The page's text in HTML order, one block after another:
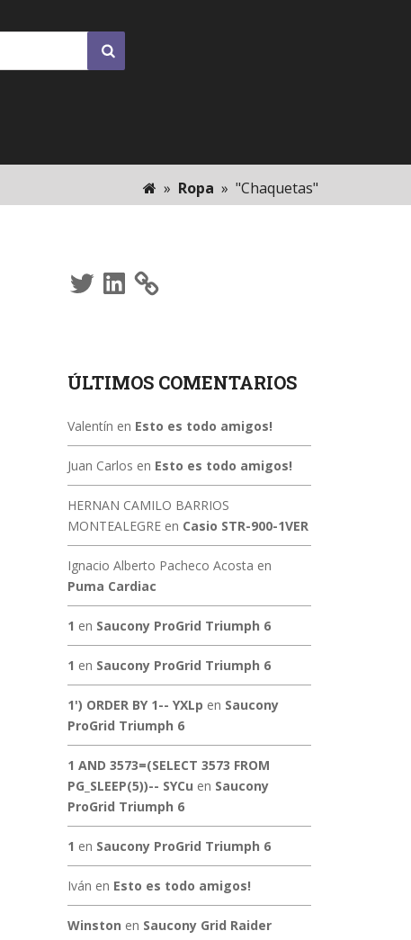
» Ropa » "Chaquetas"
TwitterLinkedIn
ÚLTIMOS COMENTARIOS
Valentín en Esto es todo amigos!
Juan Carlos en Esto es todo amigos!
HERNAN CAMILO BARRIOS
MONTEALEGREen Casio STR-900-1VER
Ignacio Alberto Pacheco Acosta en
Puma Cardiac
1 en Saucony ProGrid Triumph 6
1 en Saucony ProGrid Triumph 6
1') ORDER BY 1-- YXLp en Saucony
ProGrid Triumph 6
1 AND 3573=(SELECT 3573 FROM
PG_SLEEP(5))-- SYCu en Saucony
ProGrid Triumph 6
1 en Saucony ProGrid Triumph 6
Iván en Esto es todo amigos!
Winston en Saucony Grid Raider